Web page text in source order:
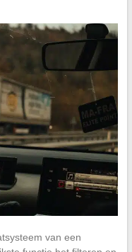
van een